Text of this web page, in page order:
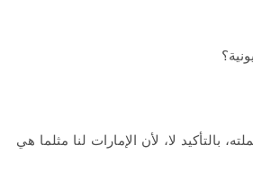
لا، لأن الإمارات لنا مثلما هي